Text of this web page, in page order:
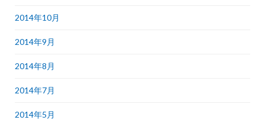
2014年10月
2014年9月
2014年8月
2014年7月
2014年5月